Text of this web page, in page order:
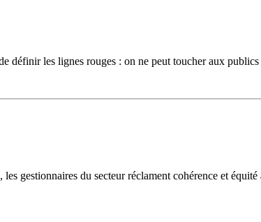
définir les lignes rouges : on ne peut toucher aux
gestionnaires du secteur réclament cohérence et